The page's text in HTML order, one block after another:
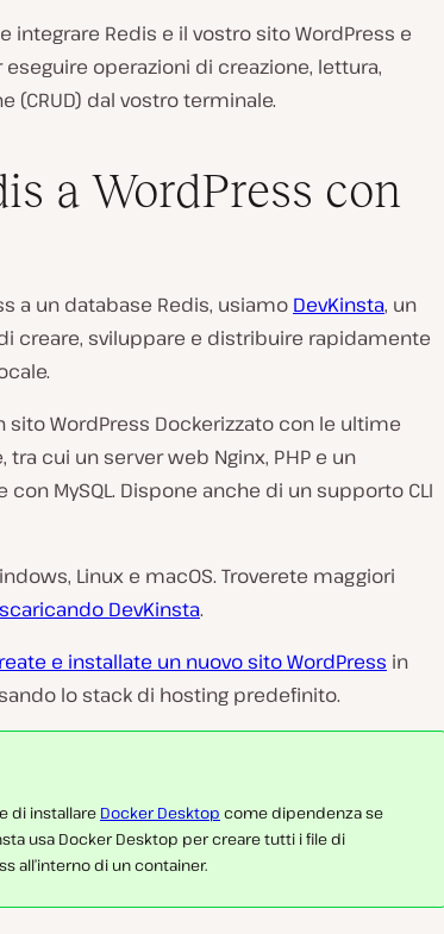
integrare Redis e il vostro sito WordPress e
eseguire operazioni di creazione, lettura,
(CRUD) dal vostro terminale.
a WordPress con
a un database Redis, usiamo DevKinsta, un
creare, sviluppare e distribuire rapidamente
sito WordPress Dockerizzato con le ultime
cui un server web Nginx, PHP e un
MySQL. Dispone anche di un supporto CLI
Linux e macOS. Troverete maggiori
scaricando DevKinsta.
e installate un nuovo sito WordPress in
lo stack di hosting predefinito.
di installare Docker Desktop come dipendenza se
usa Docker Desktop per creare tutti i file di
all’interno di un container.